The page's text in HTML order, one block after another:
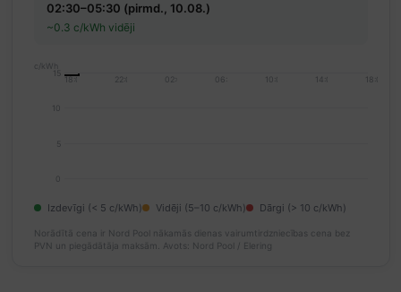
02:30–05:30 (pirmd., 10.08.)
~0.3 c/kWh vidēji
c/kWh
0
5
15
18:00 22:00 02:00 06:00 10:00 14:00 18:00
Izdevīgi (< 5 c/kWh) Vidēji (5–10 c/kWh) Dārgi (> 10 c/kWh)
Norādītā cena ir Nord Pool nākamās dienas vairumtirdzniecības cena bez
PVN un piegādātāja maksām.
Avots: Nord Pool / Elering